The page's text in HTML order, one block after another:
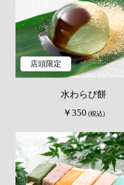
店頭限定
水わらび餅
￥350 (税込)